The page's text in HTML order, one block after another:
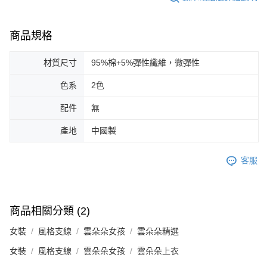
商品規格
材質尺寸 95%棉+5%彈性纖維，微彈性
色系 2色
配件 無
產地 中國製
客服
商品相關分類 (2)
女裝 風格支線 雲朵朵女孩 雲朵朵精選
女裝 風格支線 雲朵朵女孩 雲朵朵上衣